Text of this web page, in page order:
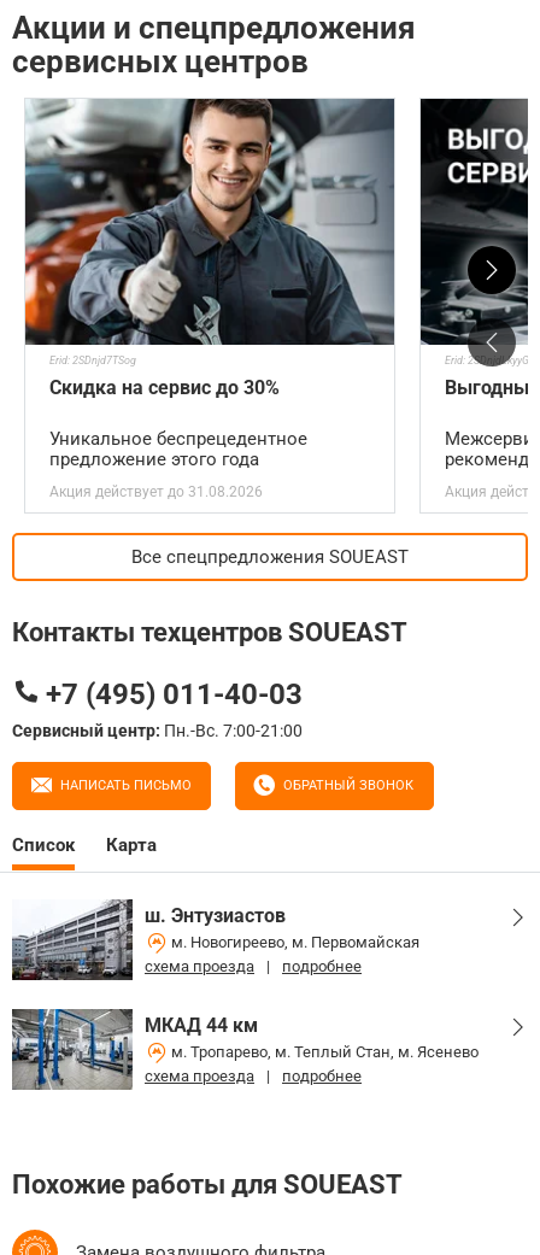
Акции и спецпредложения
сервисных центров
Erid: 2SDnjd7TSog
Скидка на сервис до 30%
Уникальное беспрецедентное
предложение этого года
Акция действует до 31.08.2026
Erid: 2SDnjdLkyyG
Акция
Все спецпредложения SOUEAST
Контакты техцентров SOUEAST
+7 (495) 011-40-03
Сервисный центр: Пн.-Вс. 7:00-21:00
НАПИСАТЬ ПИСЬМО ОБРАТНЫЙ ЗВОНОК
Список Карта
ш. Энтузиастов
м. Новогиреево, м. Первомайская
схема проезда
| подробнее
МКАД 44 км
м. Тропарево, м. Теплый Стан, м. Ясенево
схема проезда
| подробнее
Похожие работы для SOUEAST